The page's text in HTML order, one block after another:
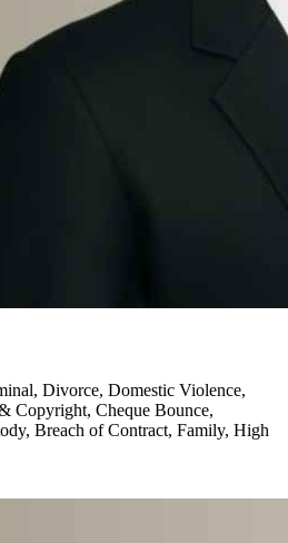
Divorce, Domestic Violence,
Copyright, Cheque Bounce,
Breach of Contract, Family, High